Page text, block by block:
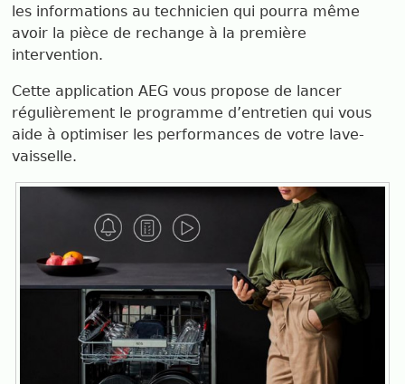
les informations au technicien qui pourra même
avoir la pièce de rechange à la première
intervention.
Cette application AEG vous propose de lancer
régulièrement le programme d’entretien qui vous
aide à optimiser les performances de votre lave-
vaisselle.